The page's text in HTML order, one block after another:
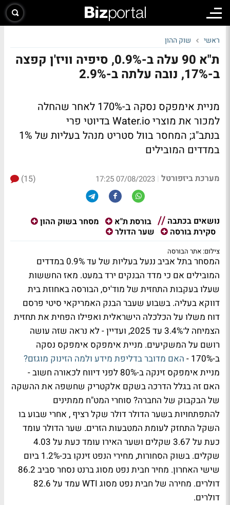
ראשי שוק ההון
ת"א 90 עלה ב-0.9%, סיפיה וויז'ן קפצה
ב-17%, נובה עלתה ב-2.9%
מניית אימפקס נסקה ב-170% לאחר שהחלה
למכור את מוצרי Water.io בדיוטי פרי
בנתב"ג; המחסר בוול סטריט מנהל בעליות של 1%
במדדים המובילים
מערכת ביזפורטל |
07/08/2023 17:25
(15)
נושאים בכתבה בורסת ת"א
מסחר בשוק ההון
סקירת בורסה
שער הדולר
צילום: אתר הבורסה
המסחר בתל אביב ננעל בעליות של עד 0.9% במדדים
המובילים אם כי מדד הבנקים ירד במעט. מאז החששות
שעלו בעקבות התחזית של מוד'יס, הבורסה באחוזת בית
דווקא בעליה. בשבוע שעבר הבנק האמריקאי סיטי פרסם
דוח משלו על הכלכלה הישראלית ואפילו הפחית את תחזית
הצמיחה ל־3.4% עד 2025, ועדיין - לא נראה שזה עושה
רושם על המשקיעים. מניית אימפקס אימפקס נסקה
ב-170% -
האם מדובר בדליפת מידע ולמה הזינוק מוגזם?
מניית אימפקס זינקה ב-80% לפני דיווח לכאורה חשוב -
האם זה בגלל הדרכה בשקם אלקטריק שחשפה את ההשקה
של הבקבוק של החברה? סוחרי המט"ח ממתינים
להתפתחויות בשער הדולר דולר שקל רציף , אחרי שבוע בו
השקל התחזק לעומת המטבעות הזרים. שער הדולר עומד
כעת על 3.67 שקלים ושער האירו עומד כעת על 4.03
שקלים. בשוק הסחורות, מחירי הנפט זינקו בכ-1.2% ביום
שישי האחרון. מחיר חבית נפט מסוג ברנט נסחר סביב 86.2
דולרים. מחירה של חבית נפט מסוג WTI עמד על 82.6
דולרים.